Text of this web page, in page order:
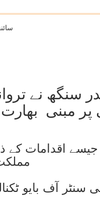
سنگھ نے
پر مبنی
ای 3 پالیسی جیسے
سنٹر آف بایو